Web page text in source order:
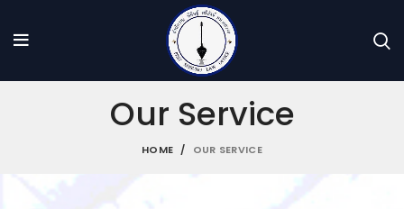
Our Service
HOME OUR SERVICE